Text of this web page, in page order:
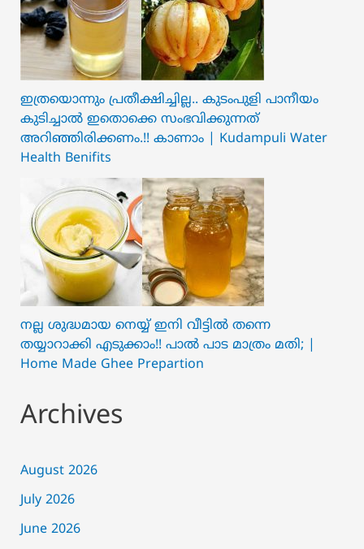
ഇത്രയൊന്നും പ്രതീക്ഷിച്ചില്ല.. ക‍ു‌ടംപുളി പാനീയം
കുടിച്ചാൽ ഇതൊക്കെ സംഭവിക്കുന്നത്
അറിഞ്ഞിരിക്കണം.!! കാണാം | Kudampuli Water
Health Benifits
നല്ല ശുദ്ധമായ നെയ്യ് ഇനി വീട്ടിൽ തന്നെ
തയ്യാറാക്കി എടുക്കാം!! പാൽ പാട മാത്രം മതി; |
Home Made Ghee Prepartion
Archives
August 2026
July 2026
June 2026